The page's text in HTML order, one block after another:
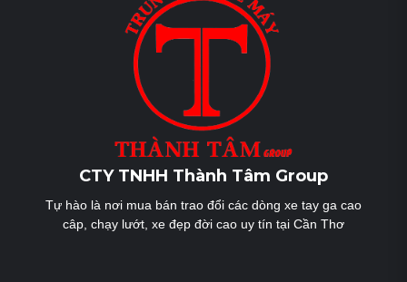
CTY TNHH Thành Tâm Group
Tự hào là nơi mua bán trao đổi các dòng xe tay ga cao
câp, chạy lướt, xe đẹp đời cao uy tín tại Cần Thơ